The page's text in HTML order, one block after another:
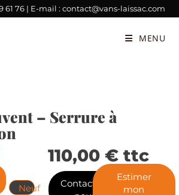
61 76| E-mail : contact@vans-laissac.com
MENU
– Serrure à
Neuf
110,00 €ttc
Contactez-
Estimer
mon